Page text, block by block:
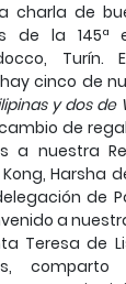
charla de
de la 145ª
Turín.
cinco de
y dos de
de
a nuestra
Harsha
de
a
Teresa de